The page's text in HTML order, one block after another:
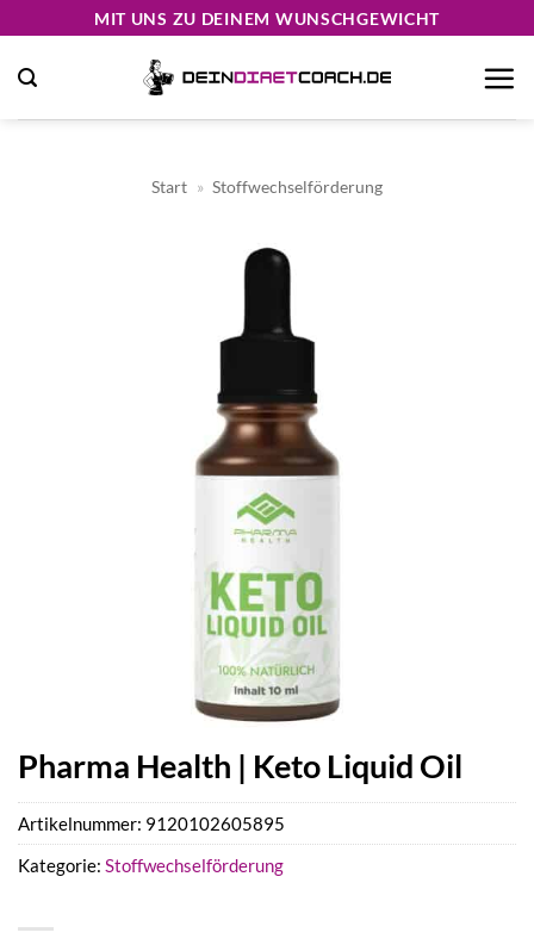
springen
MIT UNS ZU DEINEM WUNSCHGEWICHT
Start » Stoffwechselförderung
Pharma Health | Keto Liquid Oil
Artikelnummer: 9120102605895
Kategorie: Stoffwechselförderung